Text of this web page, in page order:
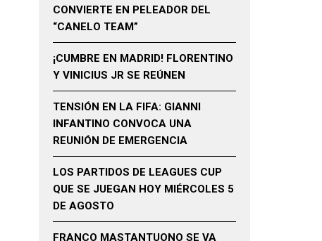
CONVIERTE EN PELEADOR DEL
“CANELO TEAM”
¡CUMBRE EN MADRID! FLORENTINO
Y VINICIUS JR SE REÚNEN
TENSIÓN EN LA FIFA: GIANNI
INFANTINO CONVOCA UNA
REUNIÓN DE EMERGENCIA
LOS PARTIDOS DE LEAGUES CUP
QUE SE JUEGAN HOY MIÉRCOLES 5
DE AGOSTO
FRANCO MASTANTUONO SE VA